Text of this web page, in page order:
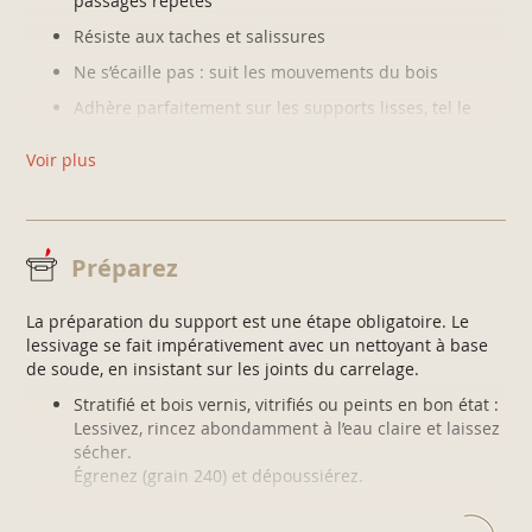
Résiste aux taches et salissures
Ne s’écaille pas : suit les mouvements du bois
Adhère parfaitement sur les supports lisses, tel le
Application facile : tendu parfait
nettoyages fréquents
Voir plus
Préparez
La préparation du support est une étape obligatoire. Le
lessivage se fait impérativement avec un nettoyant à base
de soude, en insistant sur les joints du carrelage.
Stratifié et bois vernis, vitrifiés ou peints en bon état :
Lessivez, rincez abondamment à l’eau claire et laissez
sécher.
Égrenez (grain 240) et dépoussiérez.